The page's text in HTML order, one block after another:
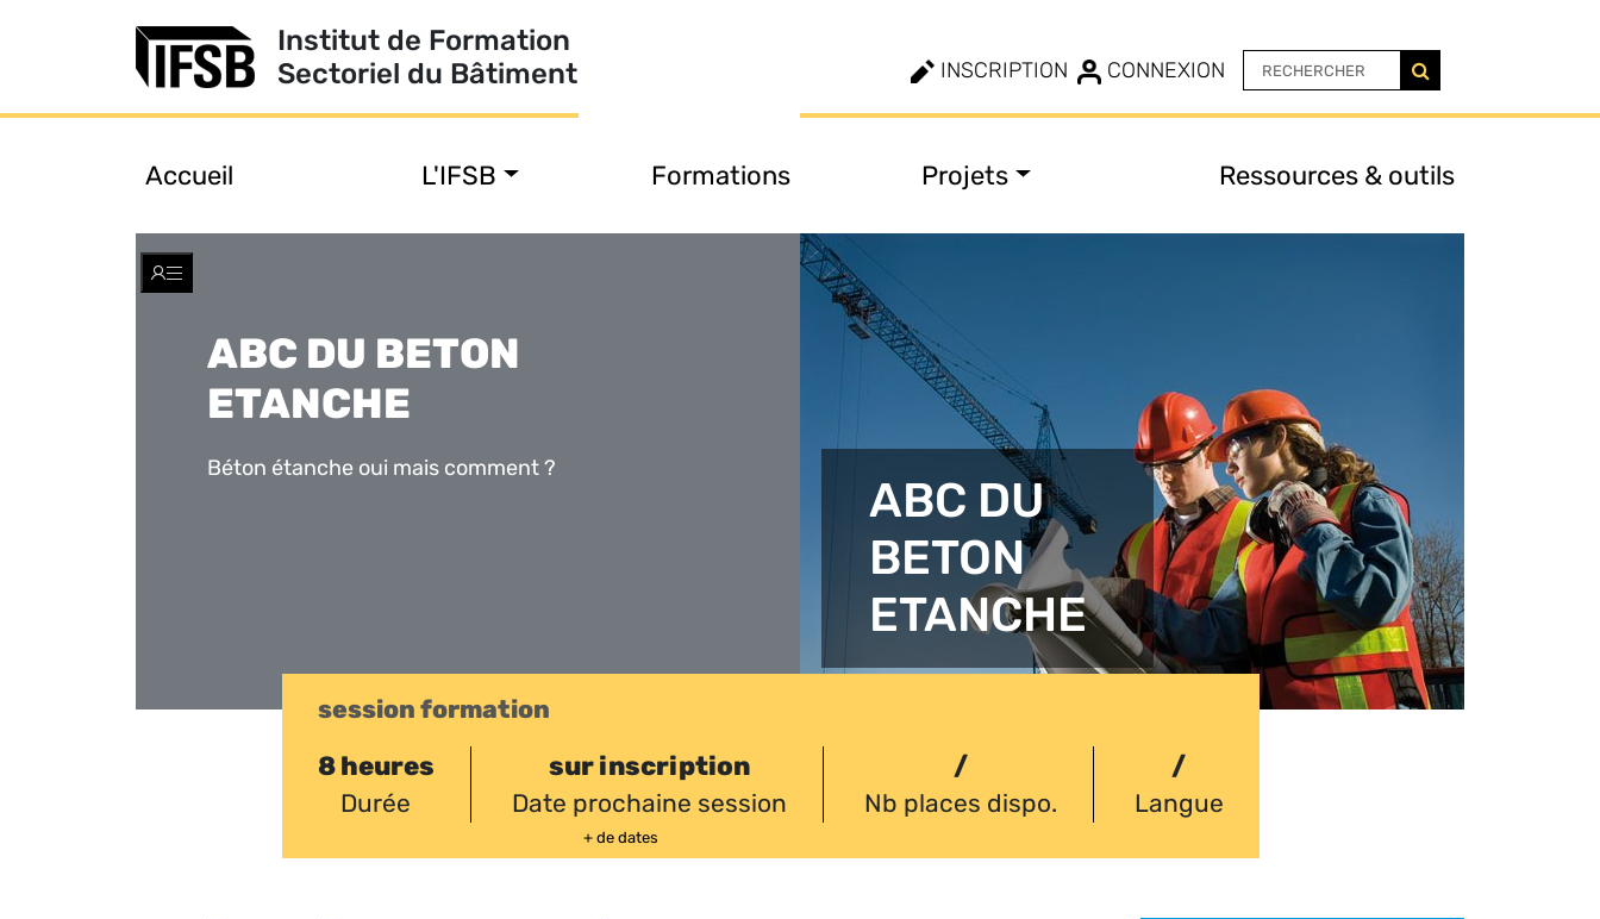
Institut de Formation
Sectoriel du Bâtiment
INSCRIPTION CONNEXION
Accueil L'IFSB Formations Projets Ressources & outils
Toggle
ABC DU BETON
ETANCHE
Béton étanche oui mais comment ?
ABC DU
BETON
ETANCHE
session formation
8 heures
Durée
sur inscription
Date prochaine session
+ de dates
/
Nb places dispo.
/
Langue